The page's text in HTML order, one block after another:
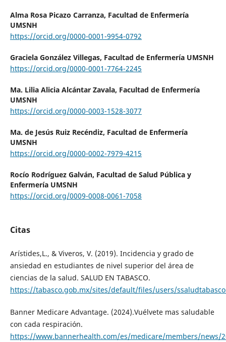
Alma Rosa Picazo Carranza, Facultad de Enfermería
UMSNH
https://orcid.org/0000-0001-9954-0792
Graciela González Villegas, Facultad de Enfermería UMSNH
https://orcid.org/0000-0001-7764-2245
Ma. Lilia Alicia Alcántar Zavala, Facultad de Enfermería
UMSNH
https://orcid.org/0000-0003-1528-3077
Ma. de Jesús Ruiz Recéndiz, Facultad de Enfermería
UMSNH
https://orcid.org/0000-0002-7979-4215
Rocío Rodríguez Galván, Facultad de Salud Pública y
Enfermería UMSNH
https://orcid.org/0009-0008-0061-7058
Citas
Arístides,L., & Viveros, V. (2019). Incidencia y grado de
ansiedad en estudiantes de nivel superior del área de
ciencias de la salud. SALUD EN TABASCO.
https://tabasco.gob.mx/sites/default/files/users/
Banner Medicare Advantage. (2024).Vuélvete mas saludable
con cada respiración.
https://www.bannerhealth.com/es/medicare/members/news/